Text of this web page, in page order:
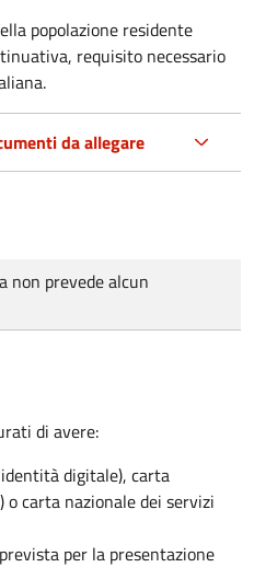
popolazione residente
requisito necessario
da allegare
non prevede alcun
di avere:
digitale), carta
o carta nazionale dei servizi
per la presentazione